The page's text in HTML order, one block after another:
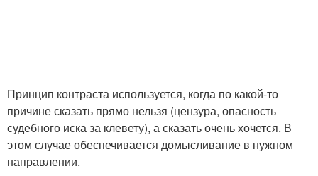
Принцип контраста используется, когда по какой-то
причине сказать прямо нельзя (цензура, опасность
судебного иска за клевету), а сказать очень хочется. В
этом случае обеспечивается домысливание в нужном
направлении.